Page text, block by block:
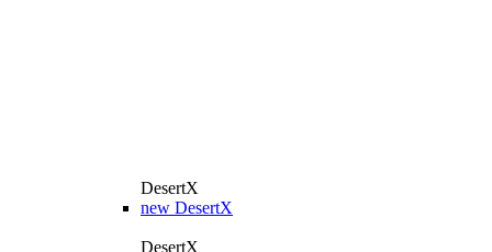
DesertX
new DesertX
DesertX